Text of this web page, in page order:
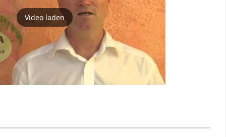
Video laden